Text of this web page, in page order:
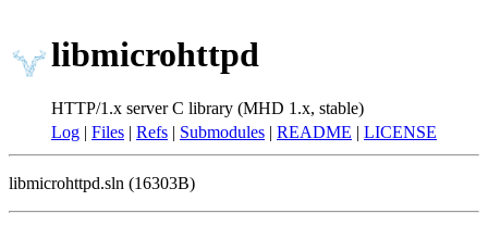
libmicrohttpd
HTTP/1.x server C library (MHD 1.x, stable)
Log | Files | Refs | Submodules | README | LICENSE
libmicrohttpd.sln (16303B)